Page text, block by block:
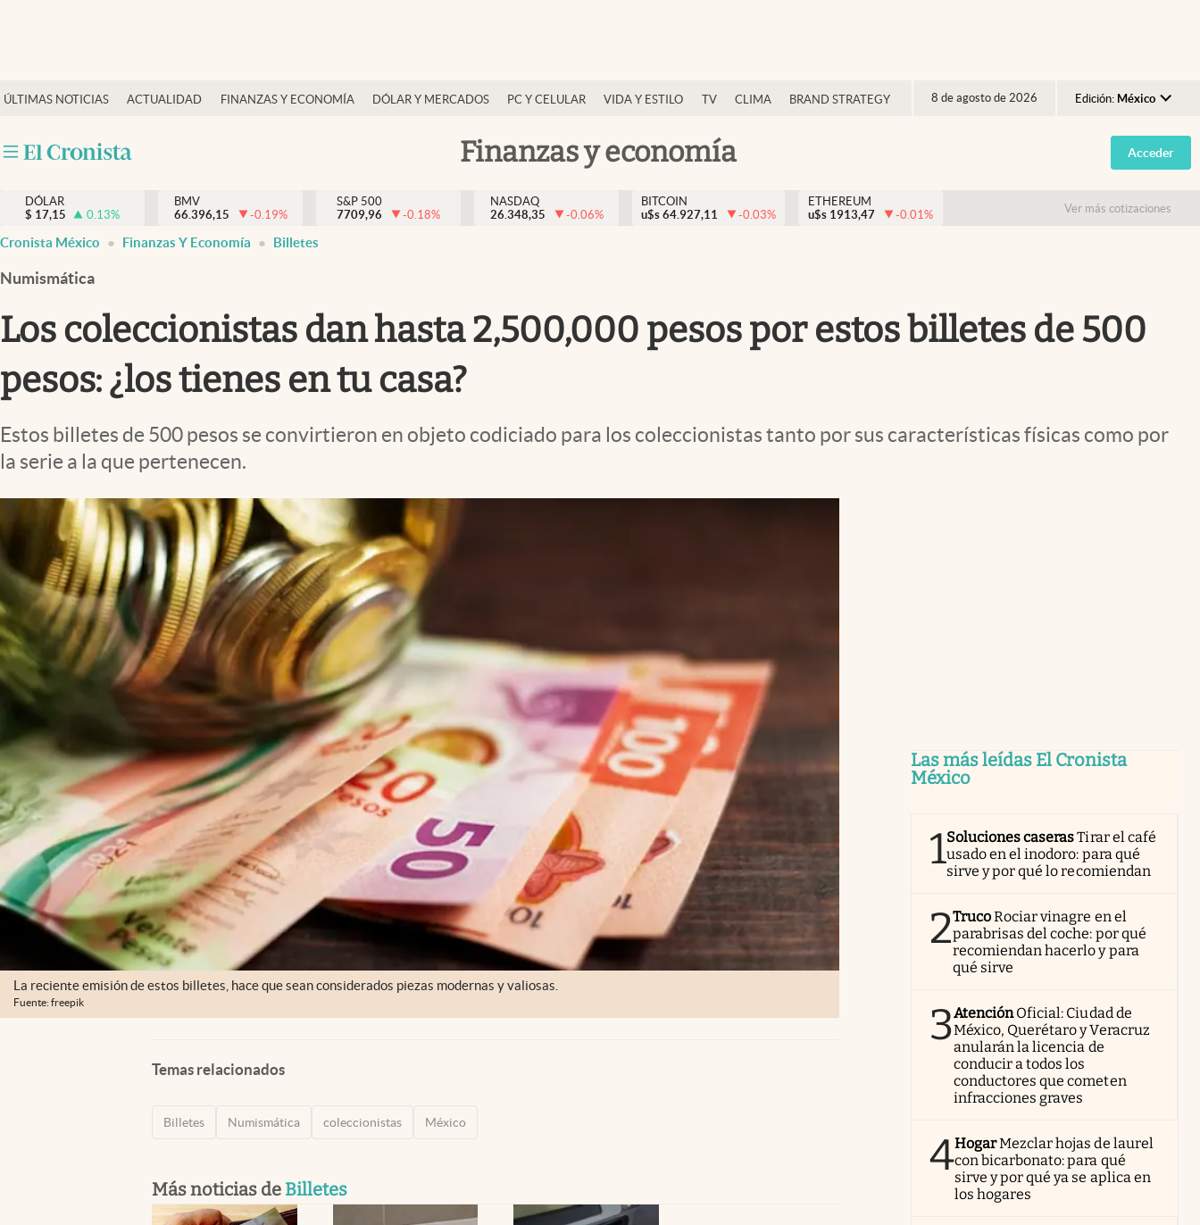
ÚLTIMAS NOTICIAS ACTUALIDAD FINANZAS Y ECONOMÍA DÓLAR Y MERCADOS PC Y CELULAR VIDA Y ESTILO TV CLIMA BRAND STRATEGY 8 de agosto de 2026 Edición: México
Argentina
España
USA
Finanzas y economía
Actualidad
Internacionales
Opinión
Brand Strategy
Vida y estilo
Tv
Espiritualidad
abre en nueva pestaña
Acceder
DÓLAR
$ 17,15 0.13%
BMV
66.396,15
-0.19%
S&P 500
7709,96
-0.18%
NASDAQ
26.348,35
-0.06%
BITCOIN
u$s 64.927,11 -0.03%
ETHEREUM
u$s 1913,47 -0.01% Ver más cotizaciones
Cronista México Finanzas Y Economía Billetes
Numismática
Los coleccionistas dan hasta 2,500,000 pesos por estos billetes de 500
pesos: ¿los tienes en tu casa?
Estos billetes de 500 pesos se convirtieron en objeto codiciado para los coleccionistas tanto por sus características físicas como por
la serie a la que pertenecen.
La reciente emisión de estos billetes, hace que sean considerados piezas modernas y valiosas.
Fuente: freepik
Temas relacionados
Billetes Numismática coleccionistas México
Más noticias de Billetes
Las más leídas El Cronista
México
1Soluciones caserasTirar el café
usado en el inodoro: para qué
sirve y por qué lo recomiendan
2TrucoRociar vinagre en el
parabrisas del coche: por qué
recomiendan hacerlo y para
qué sirve
3AtenciónOficial: Ciudad de
México, Querétaro y Veracruz
anularán la licencia de
conducir a todos los
conductores que cometen
infracciones graves
4HogarMezclar hojas de laurel
con bicarbonato: para qué
sirve y por qué ya se aplica en
los hogares